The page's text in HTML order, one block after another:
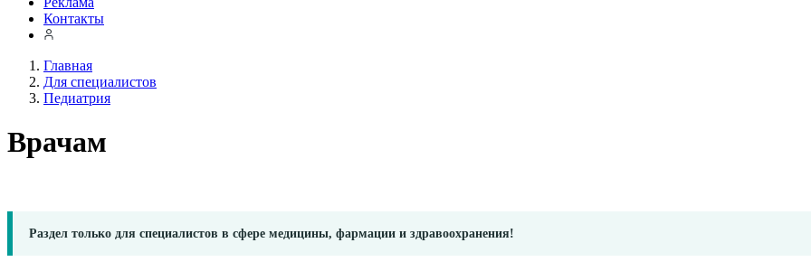
Контакты
Главная
Для специалистов
Педиатрия
Врачам
Раздел только для специалистов в сфере медицины, фармации и здравоохранения!